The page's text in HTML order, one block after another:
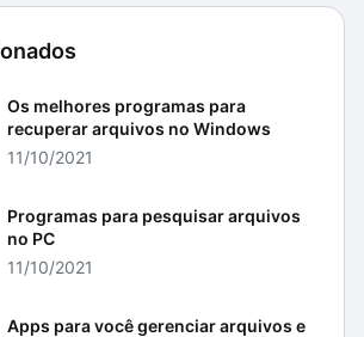
Os melhores programas para
recuperar arquivos no Windows
11/10/2021
Programas para pesquisar arquivos
no PC
11/10/2021
Apps para você gerenciar arquivos e